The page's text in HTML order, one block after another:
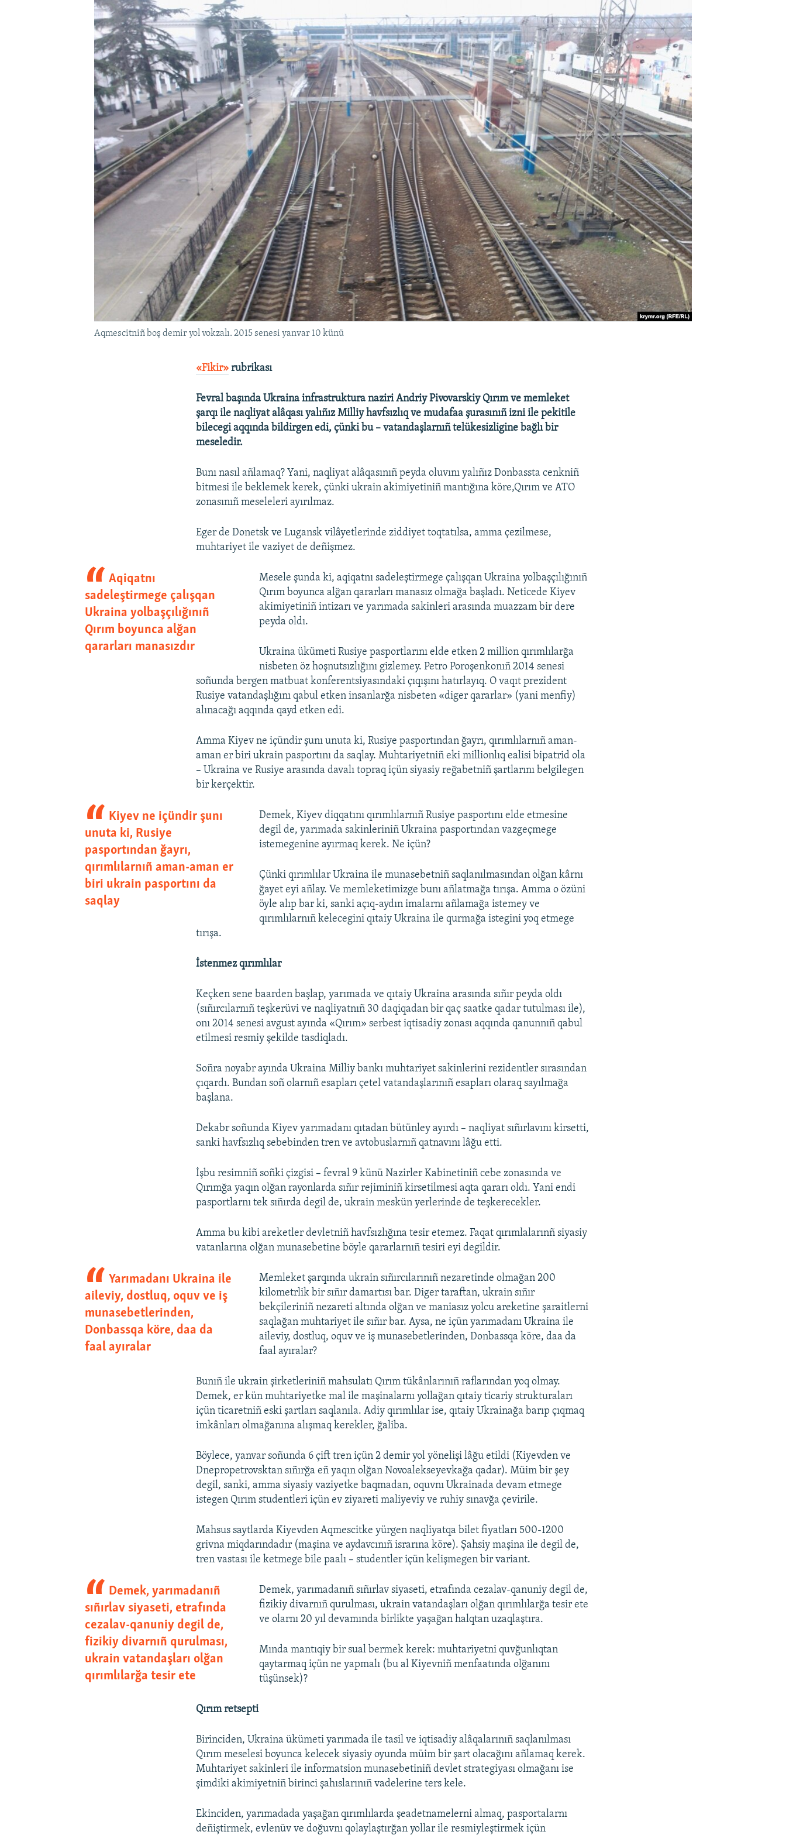
Aqmescitniñ boş demir yol vokzalı. 2015 senesi yanvar 10 künü
«Fikir» rubrikası
Fevral başında Ukraina infrastruktura naziri Andriy Pivovarskiy Qırım ve memleket
şarqı ile naqliyat alâqası yalıñız Milliy havfsızlıq ve mudafaa şurasınıñ izni ile pekitile
bilecegi aqqında bildirgen edi, çünki bu – vatandaşlarnıñ telükesizligine bağlı bir
meseledir.
Bunı nasıl añlamaq? Yani, naqliyat alâqasınıñ peyda oluvını yalıñız Donbassta cenkniñ
bitmesi ile beklemek kerek, çünki ukrain akimiyetiniñ mantığına köre,Qırım ve ATO
zonasınıñ meseleleri ayırılmaz.
Eger de Donetsk ve Lugansk vilâyetlerinde ziddiyet toqtatılsa, amma çezilmese,
muhtariyet ile vaziyet de deñişmez.
Aqiqatnı
sadeleştirmege çalışqan
Ukraina yolbaşçılığınıñ
Qırım boyunca alğan
qararları manasızdır
Mesele şunda ki, aqiqatnı sadeleştirmege çalışqan Ukraina yolbaşçılığınıñ
Qırım boyunca alğan qararları manasız olmağa başladı. Neticede Kiyev
akimiyetiniñ intizarı ve yarımada sakinleri arasında muazzam bir dere
peyda oldı.
Ukraina ükümeti Rusiye pasportlarını elde etken 2 million qırımlılarğa
nisbeten öz hoşnutsızlığını gizlemey. Petro Poroşenkonıñ 2014 senesi
soñunda bergen matbuat konferentsiyasındaki çıqışını hatırlayıq. O vaqıt prezident
Rusiye vatandaşlığını qabul etken insanlarğa nisbeten «diger qararlar» (yani menfiy)
alınacağı aqqında qayd etken edi.
Amma Kiyev ne içündir şunı unuta ki, Rusiye pasportından ğayrı, qırımlılarnıñ aman-
aman er biri ukrain pasportını da saqlay. Muhtariyetniñ eki millionlıq ealisi bipatrid ola
– Ukraina ve Rusiye arasında davalı topraq içün siyasiy reğabetniñ şartlarını belgilegen
bir kerçektir.
Kiyev ne içündir şunı
unuta ki, Rusiye
pasportından ğayrı,
qırımlılarnıñ aman-aman er
biri ukrain pasportını da
saqlay
Demek, Kiyev diqqatını qırımlılarnıñ Rusiye pasportını elde etmesine
degil de, yarımada sakinleriniñ Ukraina pasportından vazgeçmege
istemegenine ayırmaq kerek. Ne içün?
Çünki qırımlılar Ukraina ile munasebetniñ saqlanılmasından olğan kârnı
ğayet eyi añlay. Ve memleketimizge bunı añlatmağa tırışa. Amma o özüni
öyle alıp bar ki, sanki açıq-aydın imalarnı añlamağa istemey ve
qırımlılarnıñ kelecegini qıtaiy Ukraina ile qurmağa istegini yoq etmege
tırışa.
İstenmez qırımlılar
Keçken sene baarden başlap, yarımada ve qıtaiy Ukraina arasında sıñır peyda oldı
(sıñırcılarnıñ teşkerüvi ve naqliyatnıñ 30 daqiqadan bir qaç saatke qadar tutulması ile),
onı 2014 senesi avgust ayında «Qırım» serbest iqtisadiy zonası aqqında qanunnıñ qabul
etilmesi resmiy şekilde tasdiqladı.
Soñra noyabr ayında Ukraina Milliy bankı muhtariyet sakinlerini rezidentler sırasından
çıqardı. Bundan soñ olarnıñ esapları çetel vatandaşlarınıñ esapları olaraq sayılmağa
başlana.
Dekabr soñunda Kiyev yarımadanı qıtadan bütünley ayırdı – naqliyat sıñırlavını kirsetti,
sanki havfsızlıq sebebinden tren ve avtobuslarnıñ qatnavını lâğu etti.
İşbu resimniñ soñki çizgisi – fevral 9 künü Nazirler Kabinetiniñ cebe zonasında ve
Qırımğa yaqın olğan rayonlarda sıñır rejiminiñ kirsetilmesi aqta qararı oldı. Yani endi
pasportlarnı tek sıñırda degil de, ukrain meskün yerlerinde de teşkerecekler.
Amma bu kibi areketler devletniñ havfsızlığına tesir etemez. Faqat qırımlalarınñ siyasiy
vatanlarına olğan munasebetine böyle qararlarnıñ tesiri eyi degildir.
Yarımadanı Ukraina ile
aileviy, dostluq, oquv ve iş
munasebetlerinden,
Donbassqa köre, daa da
faal ayıralar
Memleket şarqında ukrain sıñırcılarınıñ nezaretinde olmağan 200
kilometrlik bir sıñır damartısı bar. Diger taraftan, ukrain sıñır
bekçileriniñ nezareti altında olğan ve maniasız yolcu areketine şaraitlerni
saqlağan muhtariyet ile sıñır bar. Aysa, ne içün yarımadanı Ukraina ile
aileviy, dostluq, oquv ve iş munasebetlerinden, Donbassqa köre, daa da
faal ayıralar?
Bunıñ ile ukrain şirketleriniñ mahsulatı Qırım tükânlarınıñ raflarından yoq olmay.
Demek, er kün muhtariyetke mal ile maşinalarnı yollağan qıtaiy ticariy strukturaları
içün ticaretniñ eski şartları saqlanıla. Adiy qırımlılar ise, qıtaiy Ukrainağa barıp çıqmaq
imkânları olmağanına alışmaq kerekler, ğaliba.
Böylece, yanvar soñunda 6 çift tren içün 2 demir yol yönelişi lâğu etildi (Kiyevden ve
Dnepropetrovsktan sıñırğa eñ yaqın olğan Novoalekseyevkağa qadar). Müim bir şey
degil, sanki, amma siyasiy vaziyetke baqmadan, oquvnı Ukrainada devam etmege
istegen Qırım studentleri içün ev ziyareti maliyeviy ve ruhiy sınavğa çevirile.
Mahsus saytlarda Kiyevden Aqmescitke yürgen naqliyatqa bilet fiyatları 500-1200
grivna miqdarındadır (maşina ve aydavcınıñ israrına köre). Şahsiy maşina ile degil de,
tren vastası ile ketmege bile paalı – studentler içün kelişmegen bir variant.
Demek, yarımadanıñ
sıñırlav siyaseti, etrafında
cezalav-qanuniy degil de,
fizikiy divarnıñ qurulması,
ukrain vatandaşları olğan
qırımlılarğa tesir ete
Demek, yarımadanıñ sıñırlav siyaseti, etrafında cezalav-qanuniy degil de,
fizikiy divarnıñ qurulması, ukrain vatandaşları olğan qırımlılarğa tesir ete
ve olarnı 20 yıl devamında birlikte yaşağan halqtan uzaqlaştıra.
Mında mantıqiy bir sual bermek kerek: muhtariyetni quvğunlıqtan
qaytarmaq içün ne yapmalı (bu al Kiyevniñ menfaatında olğanını
tüşünsek)?
Qırım retsepti
Birinciden, Ukraina ükümeti yarımada ile tasil ve iqtisadiy alâqalarınıñ saqlanılması
Qırım meselesi boyunca kelecek siyasiy oyunda müim bir şart olacağını añlamaq kerek.
Muhtariyet sakinleri ile informatsion munasebetiniñ devlet strategiyası olmağanı ise
şimdiki akimiyetniñ birinci şahıslarınıñ vadelerine ters kele.
Ekinciden, yarımadada yaşağan qırımlılarda şeadetnamelerni almaq, pasportalarnı
deñiştirmek, evlenüv ve doğuvnı qolaylaştırğan yollar ile resmiyleştirmek içün